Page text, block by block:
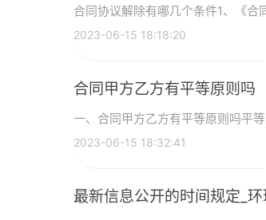
合同协议解除有哪几个条件1、《
2023-06-15 18:18:20
合同甲方乙方有平等原则吗
一、合同甲方乙方有平等原则吗平
2023-06-15 18:32:41
最新信息公开的时间规定_